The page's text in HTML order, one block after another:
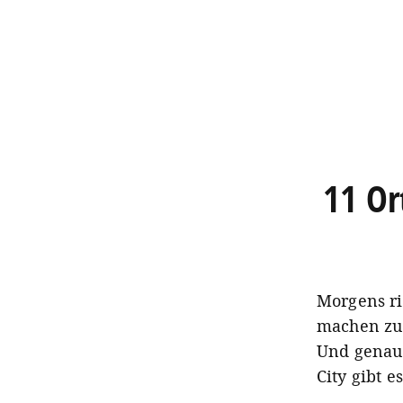
11
Morgens
machen
Und
City gibt